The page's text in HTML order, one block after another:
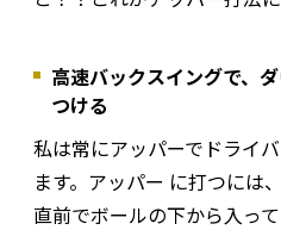
高速バックスイングで、
つける
私は常にアッパーでドライ
ます。アッパー に打つには
直前でボールの下から入っ